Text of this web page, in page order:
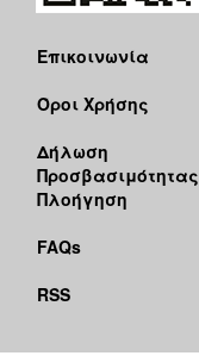
Επικοινωνία
Όροι Χρήσης
Δήλωση
Προσβασιμότητας
Πλοήγηση
FAQs
RSS